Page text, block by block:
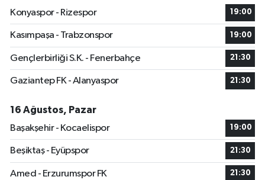
Konyaspor - Rizespor
19:00
Kasımpaşa - Trabzonspor 19:00
Gençlerbirliği S.K. - Fenerbahçe 21:30
Gaziantep FK - Alanyaspor 21:30
16 Ağustos, Pazar
Başakşehir - Kocaelispor
19:00
Beşiktaş - Eyüpspor 21:30
Amed - Erzurumspor FK 21:30